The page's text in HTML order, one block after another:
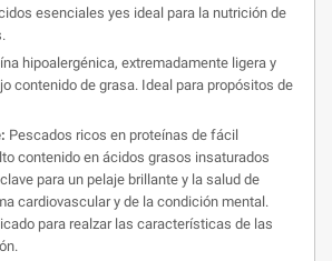
esenciales yes ideal para la nutrición de
hipoalergénica, extremadamente ligera y
contenido de grasa. Ideal para propósitos de
Pescados ricos en proteínas de fácil
contenido en ácidos grasos insaturados
para un pelaje brillante y la salud de
cardiovascular y de la condición mental.
para realzar las características de las